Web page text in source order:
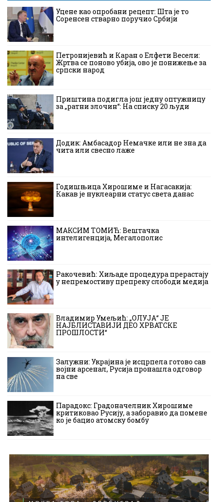
Уцене као опробани рецепт: Шта је то
Соренсен стварно поручио Србији
Петронијевић и Каран о Елфети Весели:
Жртва се поново убија, ово је понижење за
српски народ
Приштина подигла још једну оптужницу
за „ратни злочин“: На списку 20 људи
Додик: Амбасадор Немачке или не зна да
чита или свесно лаже
Годишњица Хирошиме и Нагасакија:
Какав је нуклеарни статус света данас
МАКСИМ ТОМИЋ: Вештачка
интелигенција, Мегалополис
Ракочевић: Хиљаде процедура прерастају
у непремостиву препреку слободи медија
Владимир Умељић: „ОЛУЈА“ ЈЕ
НАЈБЛИСТАВИЈИ ДЕО ХРВАТСКЕ
ПРОШЛОСТИ“
Залужни: Украјина је исцрпела готово сав
војни арсенал, Русија пронашла одговор
на све
Парадокс: Градоначелник Хирошиме
критиковао Русију, а заборавио да помене
ко је бацио атомску бомбу